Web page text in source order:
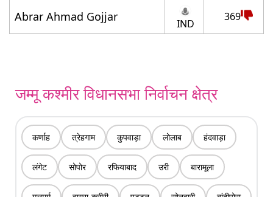
Abrar Ahmad Gojjar IND
369
जम्मू कश्मीर विधानसभा निर्वाचन क्षेत्र
कर्णाह त्रेहगाम कुपवाड़ा लोलाब हंदवाड़ा
लंगेट सोपोर रफियाबाद उरी बारामूला